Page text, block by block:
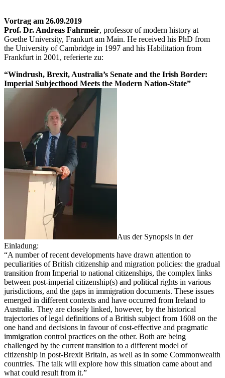
Vortrag am 26.09.2019
Prof. Dr. Andreas Fahrmeir, professor of modern history at
Goethe University, Frankurt am Main. He received his PhD from
the University of Cambridge in 1997 and his Habilitation from
Frankfurt in 2001, referierte zu:
“Windrush, Brexit, Australia’s Senate and the Irish Border:
Imperial Subjecthood Meets the Modern Nation-State”
Aus der Synopsis in der
Einladung:
“A number of recent developments have drawn attention to
peculiarities of British citizenship and migration policies: the gradual
transition from Imperial to national citizenships, the complex links
between post-imperial citizenship(s) and political rights in various
jurisdictions, and the gaps in immigration documents. These issues
emerged in different contexts and have occurred from Ireland to
Australia. They are closely linked, however, by the historical
trajectories of legal definitions of a British subject from 1608 on the
one hand and decisions in favour of cost-effective and pragmatic
immigration control practices on the other. Both are being
challenged by the current transition to a different model of
citizenship in post-Brexit Britain, as well as in some Commonwealth
countries. The talk will explore how this situation came about and
what could result from it.”